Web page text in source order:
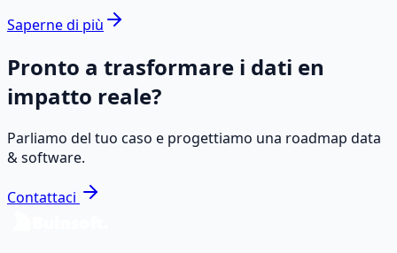
Saperne di più
Pronto a trasformare i dati en
impatto reale?
Parliamo del tuo caso e progettiamo una roadmap data
& software.
Contattaci